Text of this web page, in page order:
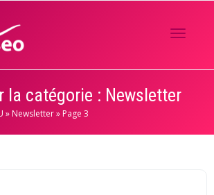
la catégorie : Newsletter
» Newsletter» Page 3